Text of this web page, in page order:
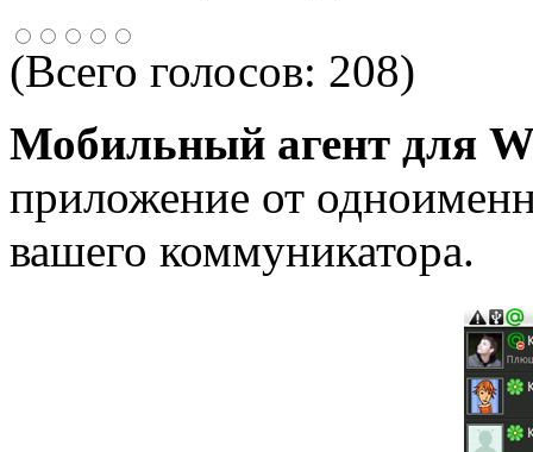
(Всего голосов: 208)
Мобильный агент для
приложение от
вашего коммуникатора.